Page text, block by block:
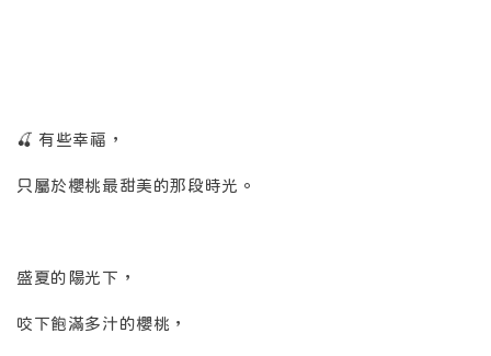
🍒 有些幸福，
只屬於櫻桃最甜美的那段時光。
盛夏的陽光下，
咬下飽滿多汁的櫻桃，